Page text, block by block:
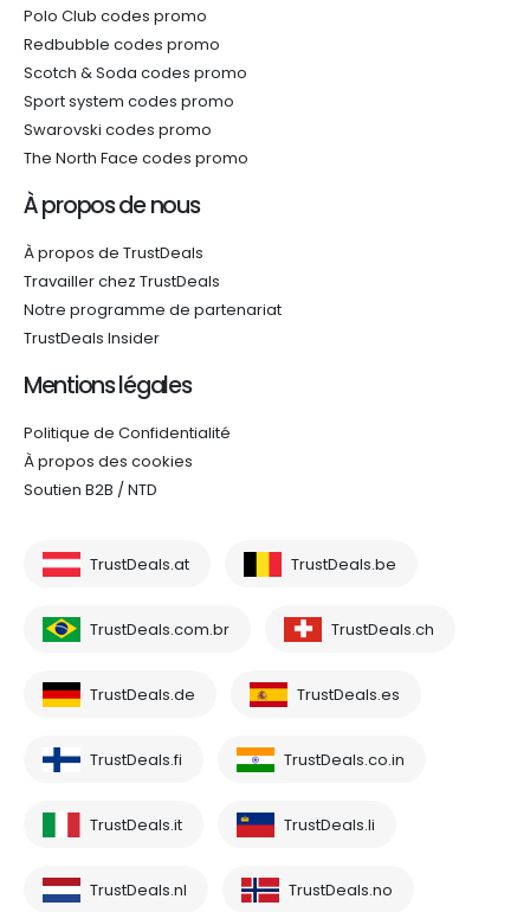
Polo Club codes promo
Redbubble codes promo
Scotch & Soda codes promo
Sport system codes promo
Swarovski codes promo
The North Face codes promo
À propos de nous
À propos de TrustDeals
Travailler chez TrustDeals
Notre programme de partenariat
TrustDeals Insider
Mentions légales
Politique de Confidentialité
À propos des cookies
Soutien B2B / NTD
TrustDeals.at TrustDeals.be
TrustDeals.com.br TrustDeals.ch
TrustDeals.de TrustDeals.es
TrustDeals.fi TrustDeals.co.in
TrustDeals.it TrustDeals.li
TrustDeals.nl TrustDeals.no